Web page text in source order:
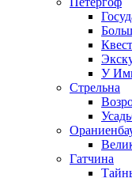
У
Стрельна
Гатчина